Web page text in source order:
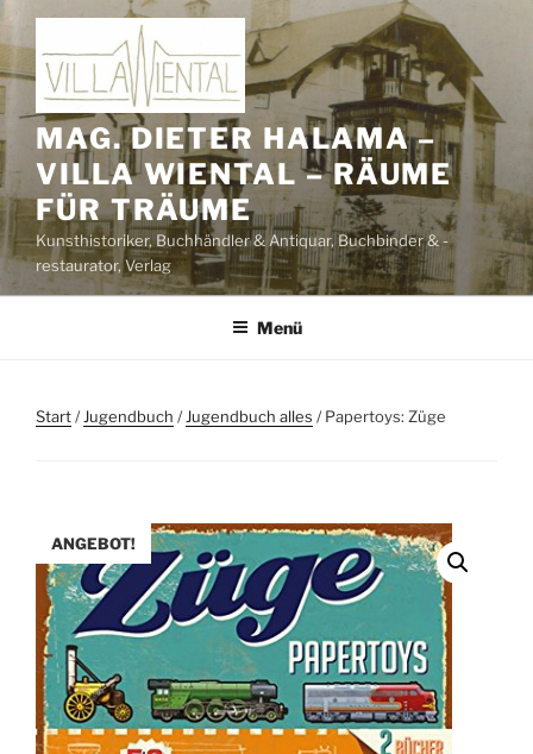
Zum
Inhalt
springen
MAG. DIETER HALAMA –
VILLA WIENTAL – RÄUME
FÜR TRÄUME
Kunsthistoriker, Buchhändler & Antiquar, Buchbinder & -
restaurator, Verlag
Menü
Start/Jugendbuch /Jugendbuch alles / Papertoys: Züge
ANGEBOT!